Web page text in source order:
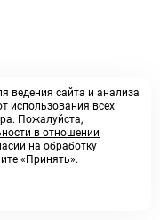
ведения сайта и анализа
использования всех
Пожалуйста,
в отношении
на обработку
«Принять».